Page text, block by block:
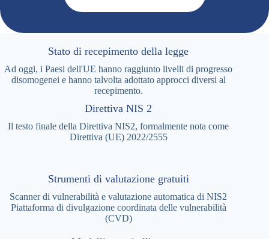
Stato di recepimento della legge
Ad oggi, i Paesi dell'UE hanno raggiunto livelli di progresso
disomogenei e hanno talvolta adottato approcci diversi al
recepimento.
Direttiva NIS 2
Il testo finale della Direttiva NIS2, formalmente nota come
Direttiva (UE) 2022/2555
Strumenti di valutazione gratuiti
Scanner di vulnerabilità e valutazione automatica di NIS2
Piattaforma di divulgazione coordinata delle vulnerabilità
(CVD)